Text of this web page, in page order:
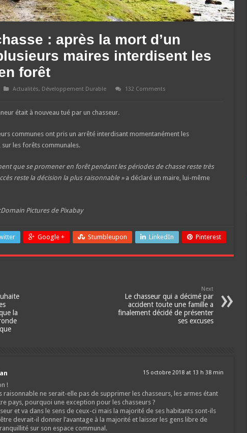
: après la mort d’un
maires interdisent les
forêt
Actualités, Développement Durable
132 Comments
était à nouveau tué par un chasseur.
communes ont pris un arrêté interdisant momentanément les
les forêts communales.
que se promener en forêt pendant les périodes de chasse reste très
reste la décision la plus raisonnable »a déclaré un maire, lui-même
Pictures de Pixabay
Google + Stumbleupon LinkedIn Pinterest
la
Next
Le chasseur qui a décimé par
accident toute une famille a
finalement décidé de présenter
ses excuses
15 octobre 2018 at 13 h 38 min
!
raisonnable ne serait-elle pas de supprimer les chasseurs, les armes étant
pays, pourquoi une exception pour les chasseurs ?
et va dans le sens de ceux-ci mais la majorité de ses habitants sont-ils
devrait-il donner l’avantage à la majorité et laisser les gens libre de
sur son espace communal.